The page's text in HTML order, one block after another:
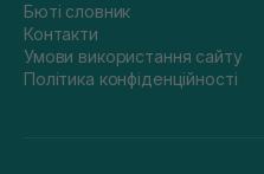
Бюті словник
Контакти
Умови використання сайту
Політика конфіденційності